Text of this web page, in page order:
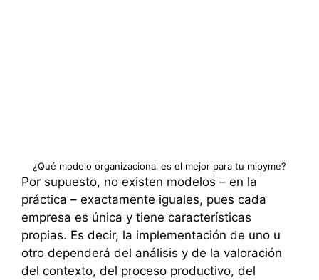
¿Qué modelo organizacional es el mejor para tu mipyme?
Por supuesto, no existen modelos – en la
práctica – exactamente iguales, pues cada
empresa es única y tiene características
propias. Es decir, la implementación de uno u
otro dependerá del análisis y de la valoración
del contexto, del proceso productivo, del